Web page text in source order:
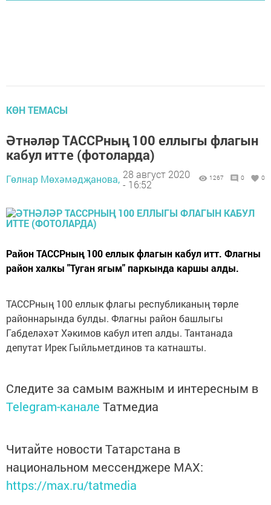
КӨН ТЕМАСЫ
Әтнәләр ТАССРның 100 еллыгы флагын
кабул итте (фотоларда)
Гөлнар Мөхәмәдҗанова, 28 август 2020
- 16:52
1267 0 0
Район ТАССРның 100 еллык флагын кабул итт. Флагны
район халкы "Туган ягым" паркында каршы алды.
ТАССРның 100 еллык флагы республиканың төрле
районнарында булды. Флагны район башлыгы
Габделәхәт Хәкимов кабул итеп алды. Тантанада
депутат Ирек Гыйльметдинов та катнашты.
Следите за самым важным и интересным в
Telegram-канале Татмедиа
Читайте новости Татарстана в
национальном мессенджере MАХ:
https://max.ru/tatmedia